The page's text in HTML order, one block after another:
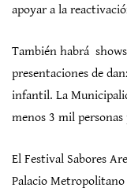
apoyar a la
También habrá
presentaciones de
infantil. La
menos 3 mil personas
El Festival Sabores
Palacio Metropolitano